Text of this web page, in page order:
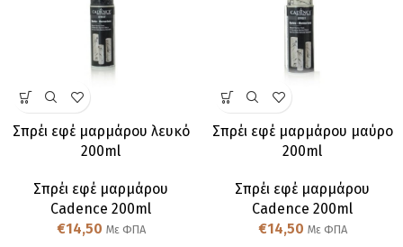
Σπρέι εφέ μαρμάρου λευκό
200ml
Σπρέι εφέ μαρμάρου
Cadence 200ml
€14,50 Με ΦΠΑ
Σπρέι εφέ μαρμάρου μαύρο
200ml
Σπρέι εφέ μαρμάρου
Cadence 200ml
€14,50 Με ΦΠΑ